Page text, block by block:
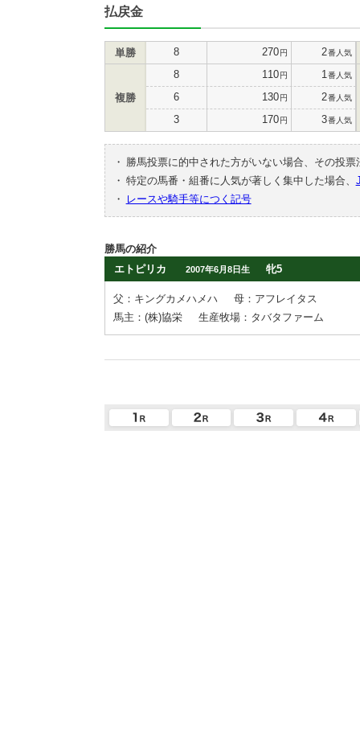
払戻金
単勝 8 270円 2番人気
複勝
8 110円 1 番人気
6 130円 2番人気
3 170円 3番人気
・
勝馬投票に的中された方がいない場合、その投
・ 特定の馬番・組番に人気が著しく集中した場合、
・
レースや騎手等につく記号
勝馬の紹介
エトピリカ
2007年6月8日生 牝5
父：キングカメハメハ
母：アフレイタス
馬主：(株)協栄
生産牧場：タバタファーム